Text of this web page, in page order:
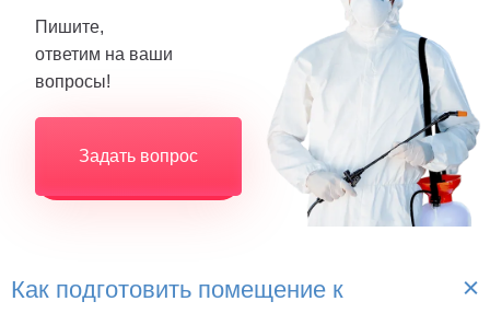
Пишите,
ответим на ваши
вопросы!
Задать вопрос
Как подготовить помещение к